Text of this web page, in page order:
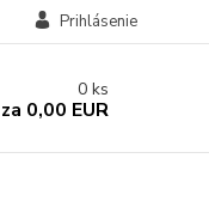
Prihlásenie
0 ks
za 0,00 EUR